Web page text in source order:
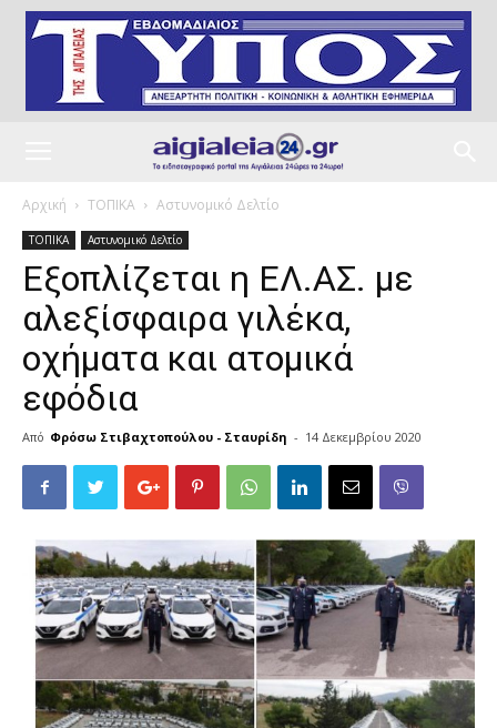
Αρχική ΤΟΠΙΚΑ Αστυνομικό Δελτίο
ΤΟΠΙΚΑ Αστυνομικό Δελτίο
Εξοπλίζεται η ΕΛ.ΑΣ. με
αλεξίσφαιρα γιλέκα,
οχήματα και ατομικά
εφόδια
Από Φρόσω Στιβαχτοπούλου - Σταυρίδη - 14 Δεκεμβρίου 2020